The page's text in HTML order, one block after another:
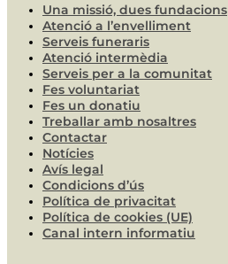
Una missió, dues fundacions
Atenció a l’envelliment
Serveis funeraris
Atenció intermèdia
Serveis per a la comunitat
Fes voluntariat
Fes un donatiu
Treballar amb nosaltres
Contactar
Notícies
Avís legal
Condicions d’ús
Política de privacitat
Política de cookies (UE)
Canal intern informatiu